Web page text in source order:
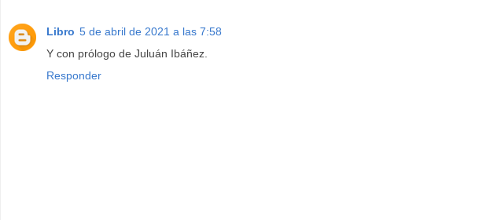
Libro 5 de abril de 2021 a las 7:58
Y con prólogo de Juluán Ibáñez.
Responder